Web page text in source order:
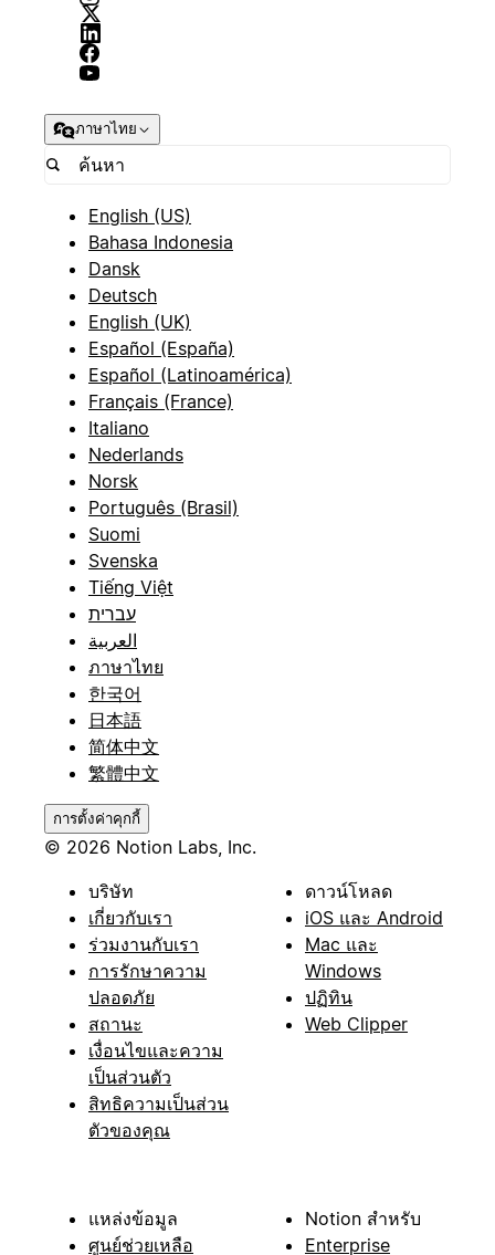
ภาษาไทย
English (US)
Bahasa Indonesia
Dansk
Deutsch
English (UK)
Español (España)
Español (Latinoamérica)
Français (France)
Italiano
Nederlands
Norsk
Português (Brasil)
Suomi
Svenska
Tiếng Việt
עברית
العربية
ภาษาไทย
한국어
日本語
简体中文
繁體中文
การตั้งค่าคุกกี้
© 2026 Notion Labs, Inc.
บริษัท
เกี่ยวกับเรา
ร่วมงานกับเรา
การรักษาความ
ปลอดภัย
สถานะ
เงื่อนไขและความ
เป็นส่วนตัว
สิทธิความเป็นส่วน
ตัวของคุณ
ดาวน์โหลด
iOS และ Android
Mac และ
Windows
ปฏิทิน
Web Clipper
แหล่งข้อมูล
ศูนย์ช่วยเหลือ
Notion สำหรับ
Enterprise